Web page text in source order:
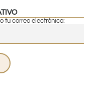
tu correo electrónico: